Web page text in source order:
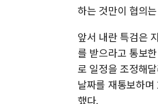
하는 것만이 협의
앞서 내란 특검은
를 받으라고 통보
로 일정을 조정해
날짜를 재통보하
했다.